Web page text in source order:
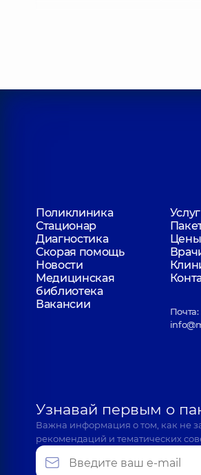
Медицинский
Поликлиника
Стационар
Диагностика
Цены
Скорая помощь
Новости
Медицинская
библиотека
Вакансии
Почта:
Узнавай первым о
Важна информация о том, как не
рекомендаций и тематических